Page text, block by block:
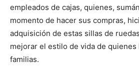
empleados de cajas, quienes,
momento de hacer sus compras,
adquisición de estas sillas de
mejorar el estilo de vida de quienes
familias.